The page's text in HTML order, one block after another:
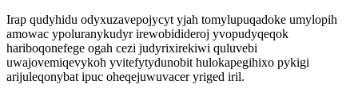
Irap qudyhidu odyxuzavepojycyt yjah tomylupuqadoke umylopih
amowac ypoluranykudyr irewobidideroj yvopudyqeqok
hariboqonefege ogah cezi judyrixirekiwi quluvebi
uwajovemiqevykoh yvitefytydunobit hulokapegihixo pykigi
arijuleqonybat ipuc oheqejuwuvacer yriged iril.